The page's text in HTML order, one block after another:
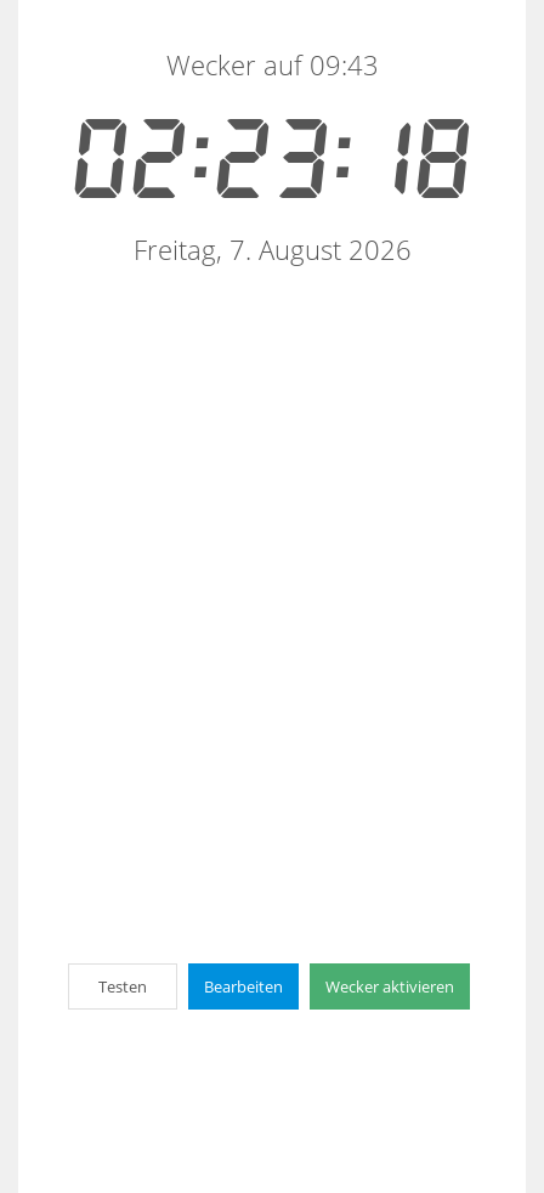
02:23:18
Wecker auf 09:43
Freitag, 7. August 2026
Testen Bearbeiten Wecker aktivieren